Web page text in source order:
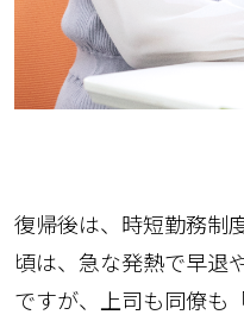
復帰後は、時短勤務制
頃は、急な発熱で早退
ですが、上司も同僚も